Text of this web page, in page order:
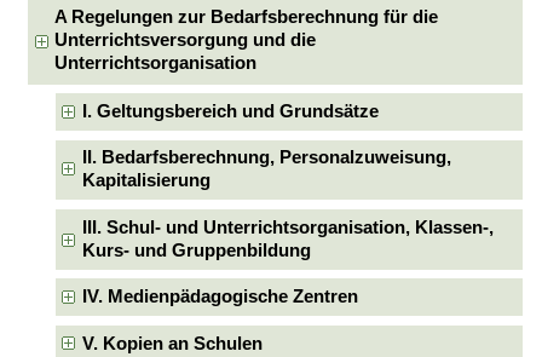
A Regelungen zur Bedarfsberechnung für die
Unterrichtsversorgung und die
Unterrichtsorganisation
I. Geltungsbereich und Grundsätze
II. Bedarfsberechnung, Personalzuweisung,
Kapitalisierung
III. Schul- und Unterrichtsorganisation, Klassen-,
Kurs- und Gruppenbildung
IV. Medienpädagogische Zentren
V. Kopien an Schulen